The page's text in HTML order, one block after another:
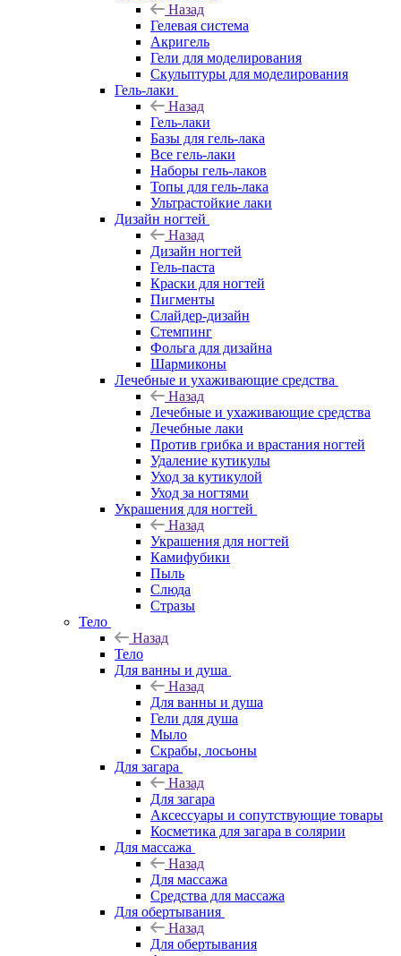
Назад
Гелевая система
Акригель
Гели для моделирования
Скульптуры для моделирования
Гель-лаки
Назад
Гель-лаки
Базы для гель-лака
Все гель-лаки
Наборы гель-лаков
Топы для гель-лака
Ультрастойкие лаки
Дизайн ногтей
Назад
Дизайн ногтей
Гель-паста
Краски для ногтей
Пигменты
Слайдер-дизайн
Стемпинг
Фольга для дизайна
Шармиконы
Лечебные и ухаживающие средства
Назад
Лечебные и ухаживающие средства
Лечебные лаки
Против грибка и врастания ногтей
Удаление кутикулы
Уход за кутикулой
Уход за ногтями
Украшения для ногтей
Назад
Украшения для ногтей
Камифубики
Пыль
Слюда
Стразы
Тело
Назад
Тело
Для ванны и душа
Назад
Для ванны и душа
Гели для душа
Мыло
Скрабы, лосьоны
Для загара
Назад
Для загара
Аксессуары и сопутствующие товары
Косметика для загара в солярии
Для массажа
Назад
Для массажа
Средства для массажа
Для обертывания
Назад
Для обертывания